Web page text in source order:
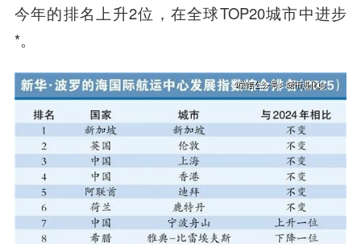
今年的排名上升2位，在全球TOP20城市中进步
*。